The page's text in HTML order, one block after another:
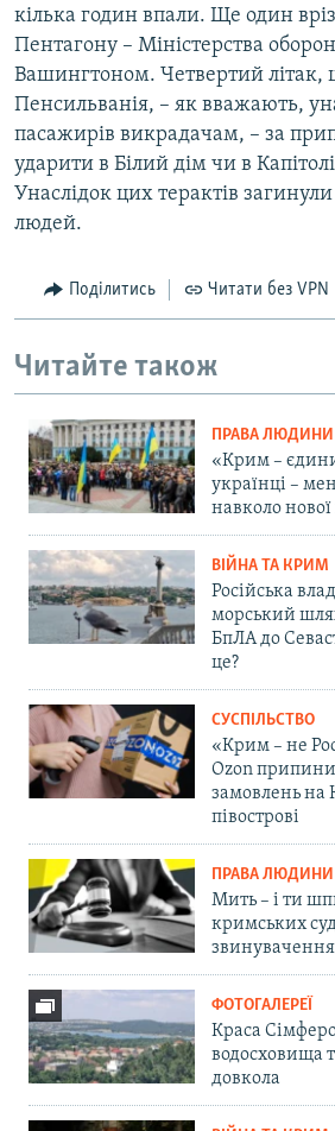
кілька годин впали. Ще один
Пентагону – Міністерства
Вашингтоном. Четвертий літак,
Пенсильванія, – як вважають,
пасажирів викрадачам, – за
ударити в Білий дім чи в
Унаслідок цих терактів
людей.
Поділитись Читати без VPN
Читайте також
ПРАВА ЛЮДИНИ
«Крим –
українці –
навколо
ВІЙНА ТА КРИМ
Російська
морський
БпЛА до
це?
СУСПІЛЬСТВО
«Крим – не
Ozon
замовлень на
півострові
ПРАВА ЛЮДИНИ
Мить – і ти
кримських
ФОТОГАЛЕРЕЇ
Краса
водосховища
довкола